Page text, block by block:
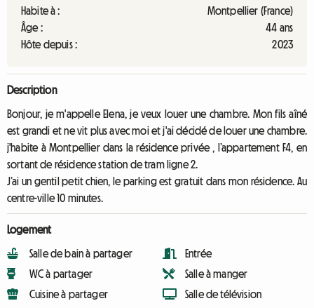
Habite à :
Montpellier (France)
Âge :
44 ans
Hôte depuis :
2023
Description
Bonjour, je m'appelle Elena, je veux louer une chambre. Mon fils aîné
est grandi et ne vit plus avec moi et j'ai décidé de louer une chambre.
j'habite à Montpellier dans la résidence privée , l’appartement F4, en
sortant de résidence station de tram ligne 2.
J’ai un gentil petit chien, le parking est gratuit dans mon résidence. Au
centre-ville 10 minutes.
Logement
Salle de bain à partager
WC à partager
Cuisine à partager
Entrée
Salle à manger
Salle de télévision